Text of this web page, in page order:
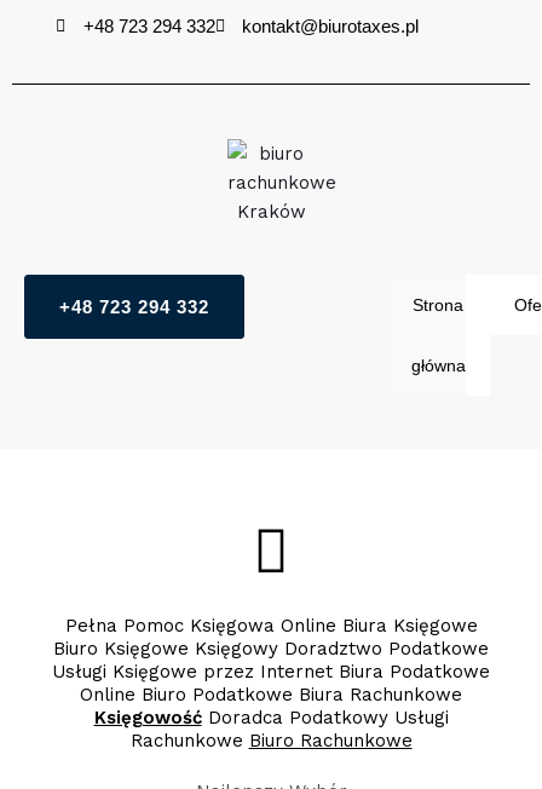
+48 723 294 332 kontakt@biurotaxes.pl
Strona
główna
+48 723 294 332
Pełna Pomoc Księgowa Online Biura Księgowe
Biuro Księgowe Księgowy Doradztwo Podatkowe
Usługi Księgowe przez Internet Biura Podatkowe
Online Biuro Podatkowe Biura Rachunkowe
KsięgowośćDoradca Podatkowy Usługi
Rachunkowe Biuro Rachunkowe